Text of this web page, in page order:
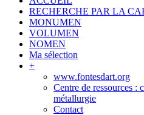
RECHERCHE PAR LA
MONUMEN
VOLUMEN
NOMEN
Ma sélection
+
www.fontesdart.org
Centre de ressources :
métallurgie
Contact